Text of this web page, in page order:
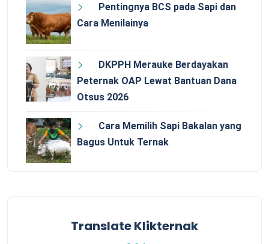
Pentingnya BCS pada Sapi dan
Cara Menilainya
DKPPH Merauke Berdayakan
Peternak OAP Lewat Bantuan Dana
Otsus 2026
Cara Memilih Sapi Bakalan yang
Bagus Untuk Ternak
Translate Klikternak